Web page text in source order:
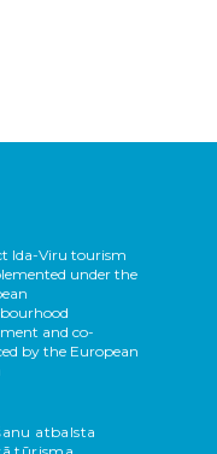
Ida-Viru tourism
under the
and co-
by the European
atbalsta